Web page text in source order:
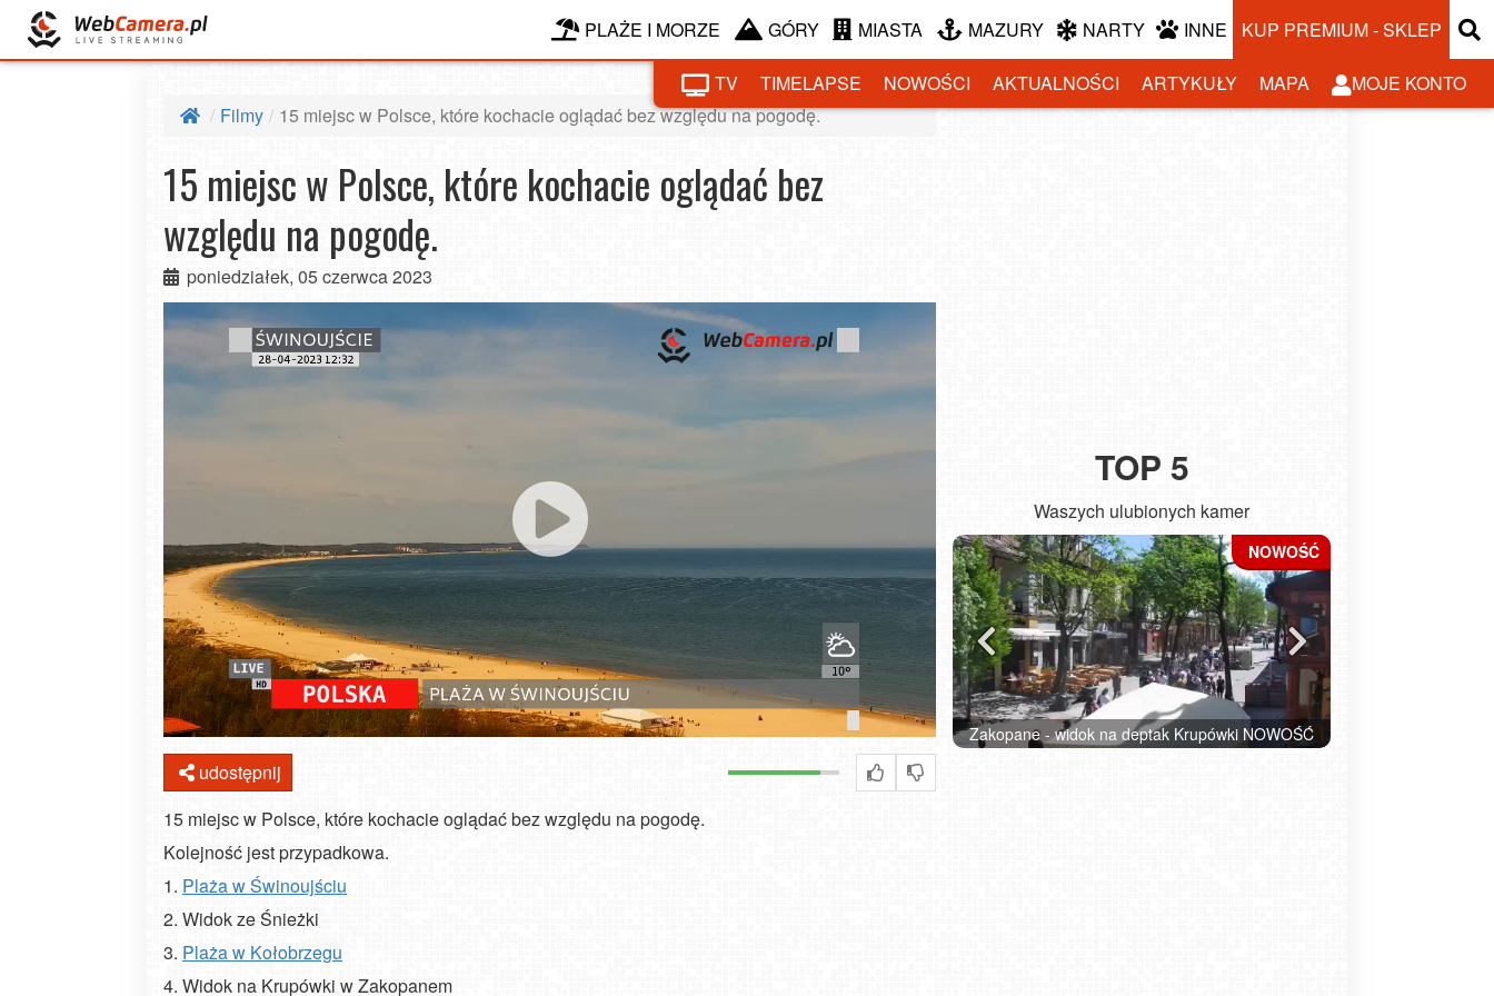
PLAŻE I MORZE GÓRY MIASTA MAZURY NARTY INNE KUP PREMIUM - SKLEP
TV TIMELAPSE NOWOŚCI AKTUALNOŚCI ARTYKUŁY MAPA
MOJE KONTO
Filmy
15 miejsc w Polsce, które kochacie oglądać bez względu na pogodę.
15 miejsc w Polsce, które kochacie oglądać bez
względu na pogodę.
poniedziałek, 05 czerwca 2023
udostępnij
15 miejsc w Polsce, które kochacie oglądać bez względu na pogodę.
Kolejność jest przypadkowa.
1. Plaża w Świnoujściu
2. Widok ze Śnieżki
3. Plaża w Kołobrzegu
4. Widok na Krupówki w Zakopanem
TOP 5
Waszych ulubionych kamer
Zakopane - widok na deptak Krupówki NOWOŚĆ Władysławowo - widok na plażę - NOWOŚĆ